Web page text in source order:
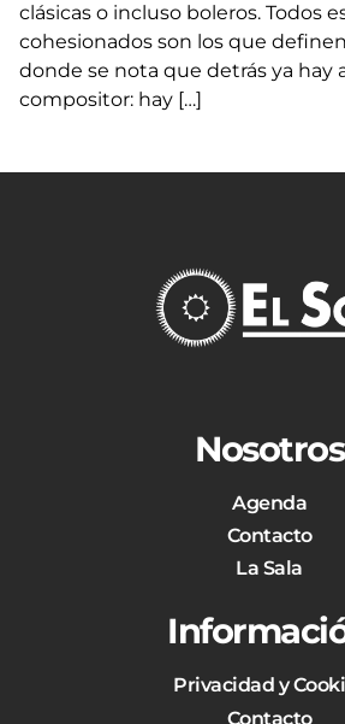
clásicas o incluso boleros. Todos
cohesionados son los que definen
donde se nota que detrás ya hay
compositor: hay […]
Nosotros
Agenda
Contacto
La Sala
Privacidad y
Contacto